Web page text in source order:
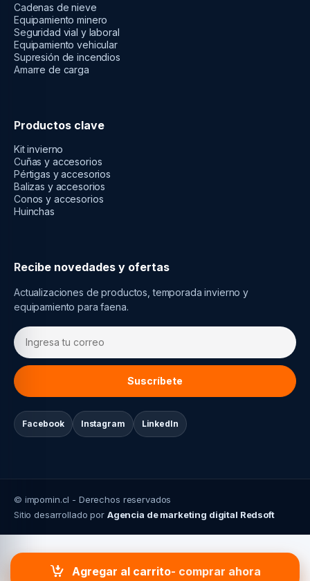
Agregar al carrito
Cadenas de nieve
Equipamiento minero
Seguridad vial y laboral
Equipamiento vehicular
Supresión de incendios
Amarre de carga
Productos clave
Kit invierno
Cuñas y accesorios
Pértigas y accesorios
Balizas y accesorios
Conos y accesorios
Huinchas
Recibe novedades y ofertas
Actualizaciones de productos, temporada invierno y
equipamiento para faena.
Suscríbete
Facebook Instagram LinkedIn
© impomin.cl - Derechos reservados
Sitio desarrollado por Agencia de marketing digital Redsoft